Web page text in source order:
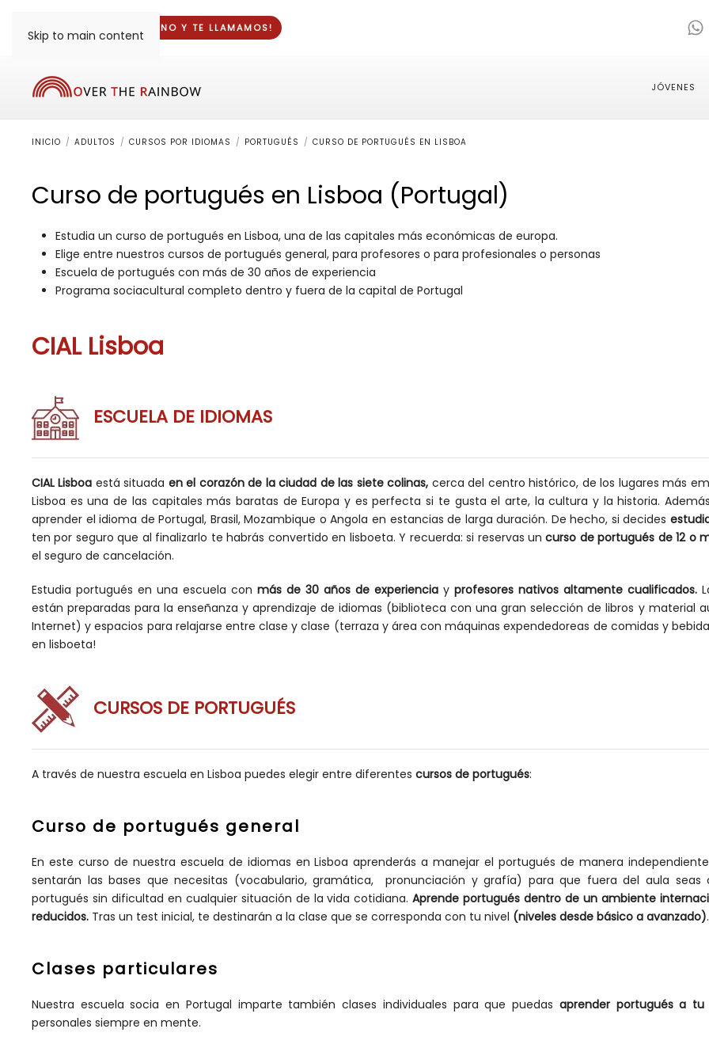
Skip to main content
¡DINOS TU TELÉFONO Y TE LLAMAMOS!
JÓVENES
INICIO ADULTOS CURSOS POR IDIOMAS PORTUGUÉS CURSO DE PORTUGUÉS EN LISBOA
Curso de portugués en Lisboa (Portugal)
Estudia un curso de portugués en Lisboa, una de las capitales más económicas de europa.
Elige entre nuestros cursos de portugués general, para profesores o para profesionales o personas
Escuela de portugués con más de 30 años de experiencia
Programa sociacultural completo dentro y fuera de la capital de Portugal
CIAL Lisboa
ESCUELA DE IDIOMAS
CIAL Lisboa está situada en el corazón de la ciudad de las siete colinas, cerca del centro histórico, de los lugares más
Lisboa es una de las capitales más baratas de Europa y es perfecta si te gusta el arte, la cultura y la historia.
aprender el idioma de Portugal, Brasil, Mozambique o Angola en estancias de larga duración. De hecho, si decides
ten por seguro que al finalizarlo te habrás convertido en lisboeta. Y recuerda: si reservas uncurso de portugués de 12 o
el seguro de cancelación.
Estudia portugués en una escuela con más de 30 años de experienciay profesores nativos altamente cualificados.
están preparadas para la enseñanza y aprendizaje de idiomas (biblioteca con una gran selección de libros y material
Internet) y espacios para relajarse entre clase y clase (terraza y área con máquinas expendedoreas de comidas y
en lisboeta!
CURSOS DE PORTUGUÉS
A través de nuestra escuela en Lisboa puedes elegir entre diferentes cursos de portugués:
Curso de portugués general
En este curso de nuestra escuela de idiomas en Lisboa aprenderás a manejar el portugués de manera
sentarán las bases que necesitas (vocabulario, gramática, pronunciación y grafía) para que fuera del aula
portugués sin dificultad en cualquier situación de la vida cotidiana.Aprende portugués dentro de un ambiente
reducidos. Tras un test inicial, te destinarán a la clase que se corresponda con tu nivel (niveles desde básico a avanzado).
Clases particulares
Nuestra escuela socia en Portugal imparte también clases individuales para que puedas aprender portugués a
personales siempre en mente.